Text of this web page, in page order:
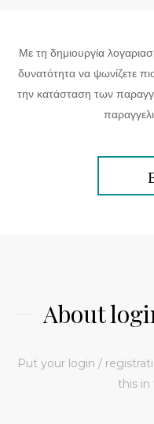
Με τη δημιουργία
δυνατότητα να ψωνίζετε
την κατάσταση των
About
Put your login /
this in